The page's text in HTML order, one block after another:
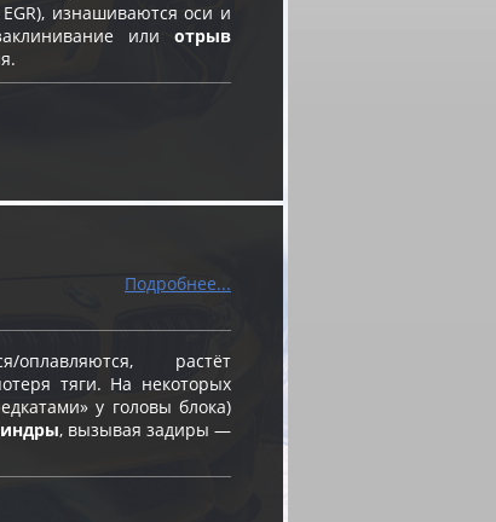
изнашиваются оси и
или отрыв
Подробнее...
растёт
тяги. На некоторых
у головы блока)
, вызывая задиры —